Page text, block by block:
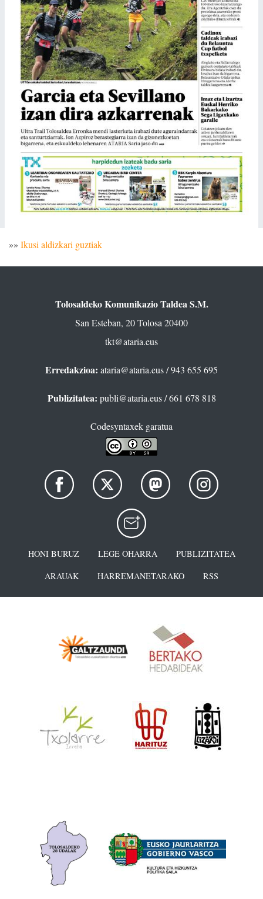
»» Ikusi aldizkari guztiak
Tolosaldeko Komunikazio Taldea S.M.
San Esteban, 20 Tolosa 20400
tkt@ataria.eus
Erredakzioa: ataria@ataria.eus/ 943 655 695
Publizitatea: publi@ataria.eus/ 661 678 818
Codesyntaxek garatua
HONI BURUZ LEGE OHARRA
PUBLIZITATEA
ARAUAK
HARREMANETARAKO RSS